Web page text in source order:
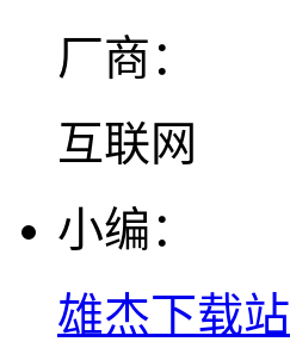
厂商：
互联网
小编：
雄杰下载站